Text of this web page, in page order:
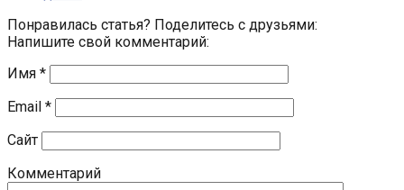
Понравилась статья? Поделитесь с друзьями:
Напишите свой комментарий:
Имя *
Email *
Сайт
Комментарий